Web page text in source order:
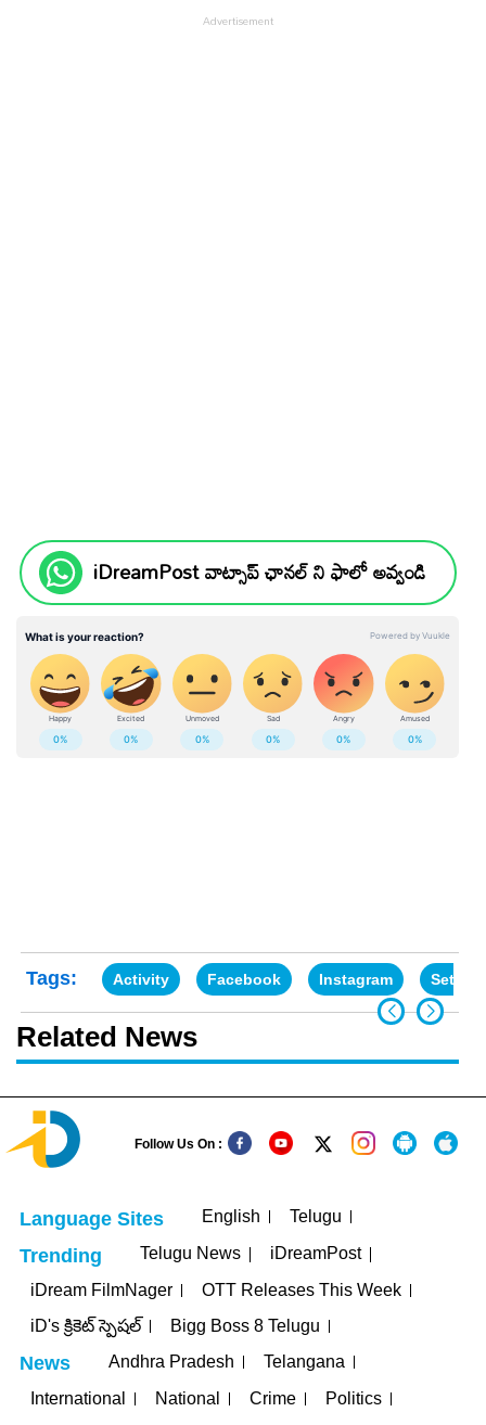
iDreamPost వాట్సాప్ ఛానల్ ని ఫాలో అవ్వండి
Tags: Activity Facebook Instagram
Related News
Follow Us On :
Language Sites English Telugu
Trending Telugu News
iDreamPost
iDream FilmNager
OTT Releases This Week
iD's క్రికెట్ స్పెషల్
Bigg Boss 8 Telugu
News Andhra Pradesh
Telangana
International
National Crime Politics